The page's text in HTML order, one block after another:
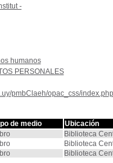
-
humanos
PERSONALES
pmbClaeh/opac_css/
de medio Ubicación
Biblioteca
Biblioteca
Biblioteca